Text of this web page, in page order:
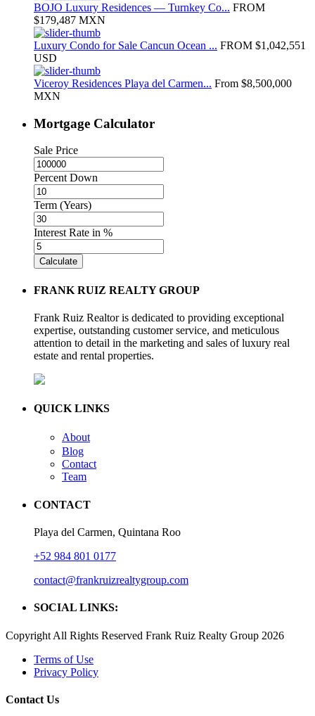
BOJO Luxury Residences — Turnkey Co... FROM
$179,487 MXN
Luxury Condo for Sale Cancun Ocean ... FROM $1,042,551
USD
Viceroy Residences Playa del Carmen... From $8,500,000
MXN
Mortgage Calculator
Sale Price
Percent Down
Term (Years)
Interest Rate in %
Calculate
FRANK RUIZ REALTY GROUP
Frank Ruiz Realtor is dedicated to providing exceptional
expertise, outstanding customer service, and meticulous
attention to detail in the marketing and sales of luxury real
estate and rental properties.
QUICK LINKS
About
Blog
Contact
Team
CONTACT
Playa del Carmen, Quintana Roo
+52 984 801 0177
contact@frankruizrealtygroup.com
SOCIAL LINKS:
Copyright All Rights Reserved Frank Ruiz Realty Group 2026
Terms of Use
Privacy Policy
Contact Us